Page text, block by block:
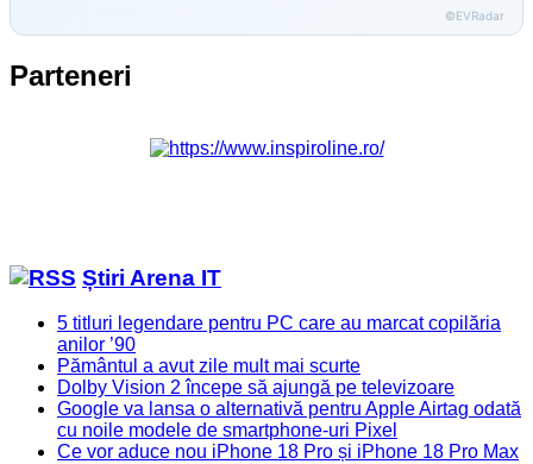
©EVRadar
Parteneri
Știri Arena IT
5 titluri legendare pentru PC care au marcat copilăria
anilor ’90
Pământul a avut zile mult mai scurte
Dolby Vision 2 începe să ajungă pe televizoare
Google va lansa o alternativă pentru Apple Airtag odată
cu noile modele de smartphone-uri Pixel
Ce vor aduce nou iPhone 18 Pro și iPhone 18 Pro Max